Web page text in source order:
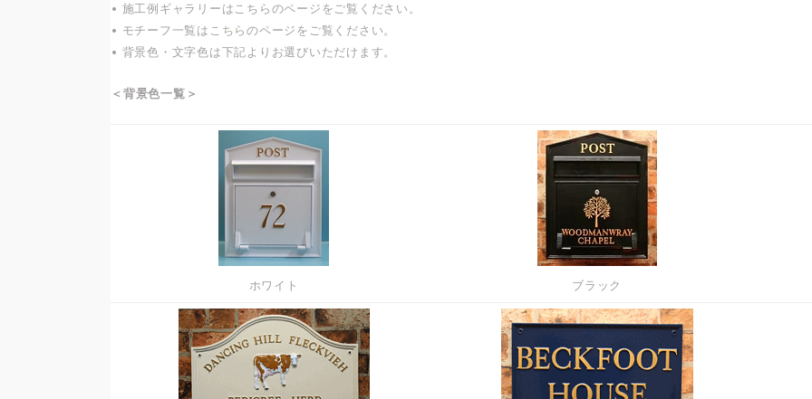
• 施工例ギャラリーはこちらのページをご覧ください。
• モチーフ一覧は こちらのページをご覧ください。
• 背景色・文字色は下記よりお選びいただけます。
＜背景色一覧＞
ホワイト ブラック